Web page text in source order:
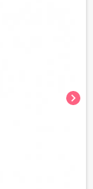
chevron_right